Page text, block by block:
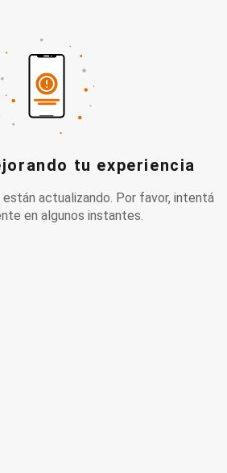
tu experiencia
actualizando. Por favor, intentá
en algunos instantes.